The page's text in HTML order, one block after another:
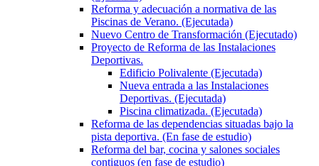
Reforma y adecuación a normativa de las
Piscinas de Verano. (Ejecutada)
Nuevo Centro de Transformación (Ejecutado)
Proyecto de Reforma de las Instalaciones
Deportivas.
Edificio Polivalente (Ejecutada)
Nueva entrada a las Instalaciones
Deportivas. (Ejecutada)
Piscina climatizada. (Ejecutada)
Reforma de las dependencias situadas bajo la
pista deportiva. (En fase de estudio)
Reforma del bar, cocina y salones sociales
contiguos (en fase de estudio)